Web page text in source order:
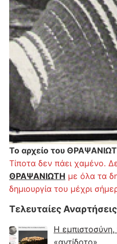
Το αρχείο του
Τίποτα δεν πάει χαμένο.
ΘΡΑΨΑΝΙΩΤΗ με όλα τα
δημιουργία του μέχρι
Τελευταίες Αναρτήσεις
Η
«αντίδοτο»